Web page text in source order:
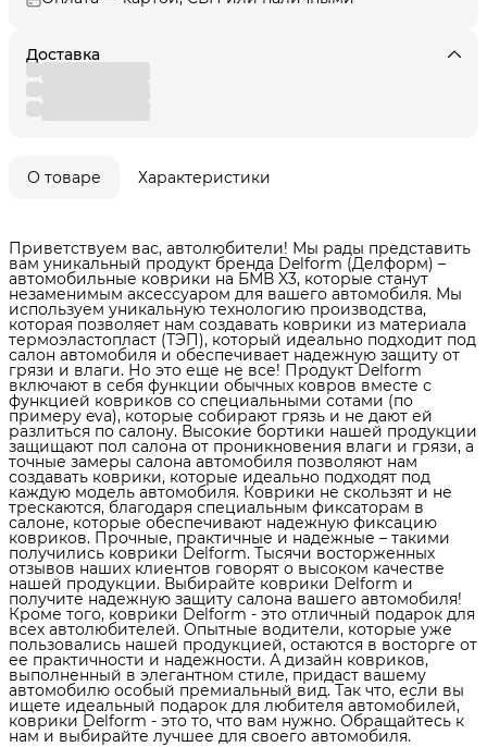
Доставка
О товаре Характеристики
Приветствуем вас, автолюбители! Мы рады представить
вам уникальный продукт бренда Delform (Делформ) –
автомобильные коврики на БМВ X3, которые станут
незаменимым аксессуаром для вашего автомобиля. Мы
используем уникальную технологию производства,
которая позволяет нам создавать коврики из материала
термоэластопласт (ТЭП), который идеально подходит под
салон автомобиля и обеспечивает надежную защиту от
грязи и влаги. Но это еще не все! Продукт Delform
включают в себя функции обычных ковров вместе с
функцией ковриков со специальными сотами (по
примеру eva), которые собирают грязь и не дают ей
разлиться по салону. Высокие бортики нашей продукции
защищают пол салона от проникновения влаги и грязи, а
точные замеры салона автомобиля позволяют нам
создавать коврики, которые идеально подходят под
каждую модель автомобиля. Коврики не скользят и не
трескаются, благодаря специальным фиксаторам в
салоне, которые обеспечивают надежную фиксацию
ковриков. Прочные, практичные и надежные – такими
получились коврики Delform. Тысячи восторженных
отзывов наших клиентов говорят о высоком качестве
нашей продукции. Выбирайте коврики Delform и
получите надежную защиту салона вашего автомобиля!
Кроме того, коврики Delform - это отличный подарок для
всех автолюбителей. Опытные водители, которые уже
пользовались нашей продукцией, остаются в восторге от
ее практичности и надежности. А дизайн ковриков,
выполненный в элегантном стиле, придаст вашему
автомобилю особый премиальный вид. Так что, если вы
ищете идеальный подарок для любителя автомобилей,
коврики Delform - это то, что вам нужно. Обращайтесь к
нам и выбирайте лучшее для своего автомобиля.